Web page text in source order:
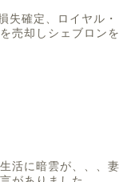
失確定、ロイヤル・
売却しシェブロンを
活に暗雲が、、、妻